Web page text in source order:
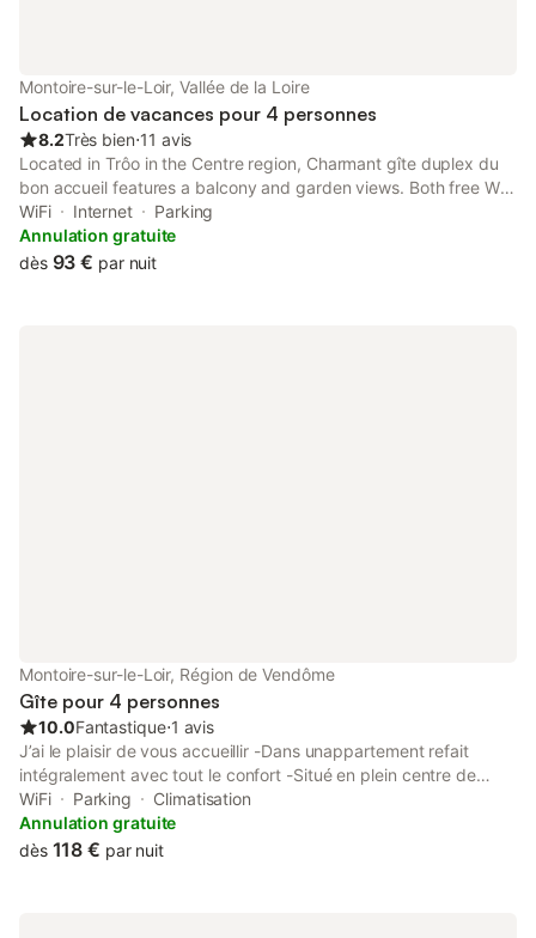
Montoire-sur-le-Loir, Vallée de la Loire
Location de vacances pour 4 personnes
8.2Très bien⋅11 avis
Located in Trôo in the Centre region, Charmant gîte duplex du
bon accueil features a balcony and garden views. Both free WiFi
and parking on-site are available at the holiday home free of
charge. Guests can make use of a garden.
WiFi Internet
Parking
Annulation gratuite
dès 93 € par nuit
Montoire-sur-le-Loir, Région de Vendôme
Gîte pour 4 personnes
10.0Fantastique⋅1 avis
J’ai le plaisir de vous accueillir -Dans unappartement refait
intégralement avec tout le confort -Situé en plein centre de
Montoire sur loir -Proche de tous commerces et lieux
touristiques à découvrir
WiFi Parking
Climatisation
Annulation gratuite
dès 118 € par nuit